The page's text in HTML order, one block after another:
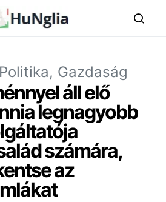
Politika, Gazdaság
áll elő
legnagyobb
számára,
az